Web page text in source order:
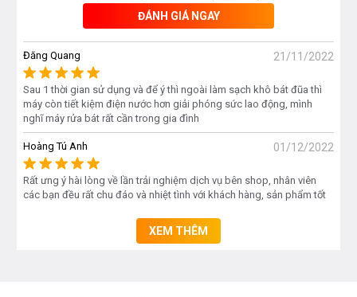
ĐÁNH GIÁ NGAY
Đăng Quang 21/11/2022
Sau 1 thời gian sử dụng và để ý thì ngoài làm sạch khô bát đũa thì
máy còn tiết kiệm điện nước hơn giải phóng sức lao động, mình
nghĩ máy rửa bát rất cần trong gia đình
Hoàng Tú Anh 01/12/2022
Rất ưng ý hài lòng về lần trải nghiệm dịch vụ bên shop, nhân viên
các bạn đều rất chu đáo và nhiệt tình với khách hàng, sản phẩm tốt
XEM THÊM